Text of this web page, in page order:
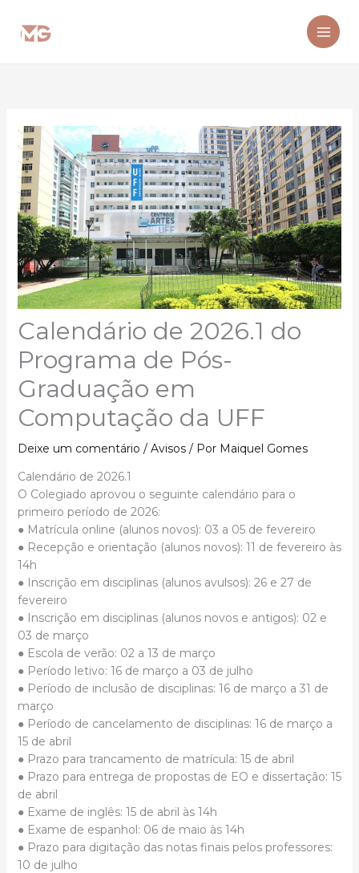
para
Calendário de 2026.1 do
Programa de Pós-
Graduação em
Computação da UFF
Deixe um comentário / Avisos/ Por Maiquel Gomes
Calendário de 2026.1
O Colegiado aprovou o seguinte calendário para o
primeiro período de 2026:
● Matrícula online (alunos novos): 03 a 05 de fevereiro
● Recepção e orientação (alunos novos): 11 de fevereiro às
14h
● Inscrição em disciplinas (alunos avulsos): 26 e 27 de
fevereiro
● Inscrição em disciplinas (alunos novos e antigos): 02 e
03 de março
● Escola de verão: 02 a 13 de março
● Período letivo: 16 de março a 03 de julho
● Período de inclusão de disciplinas: 16 de março a 31 de
março
● Período de cancelamento de disciplinas: 16 de março a
15 de abril
● Prazo para trancamento de matrícula: 15 de abril
● Prazo para entrega de propostas de EO e dissertação: 15
de abril
● Exame de inglês: 15 de abril às 14h
● Exame de espanhol: 06 de maio às 14h
● Prazo para digitação das notas finais pelos professores:
10 de julho